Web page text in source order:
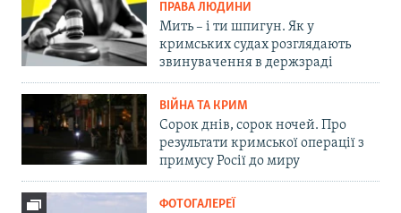
ПРАВА ЛЮДИНИ
Мить – і ти шпигун. Як у
кримських судах розглядають
звинувачення в держзраді
ВІЙНА ТА КРИМ
Сорок днів, сорок ночей. Про
результати кримської операції з
примусу Росії до миру
ФОТОГАЛЕРЕЇ